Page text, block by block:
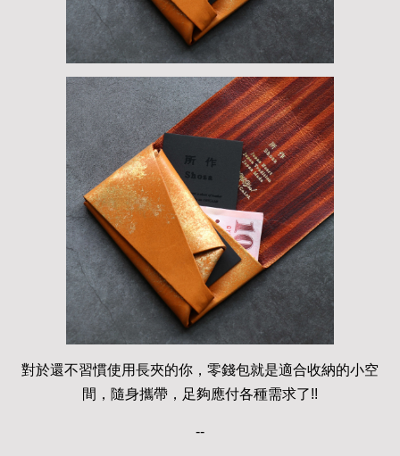
對於還不習慣使用長夾的你，零錢包就是適合收納的小空
間，隨身攜帶，足夠應付各種需求了!!
--